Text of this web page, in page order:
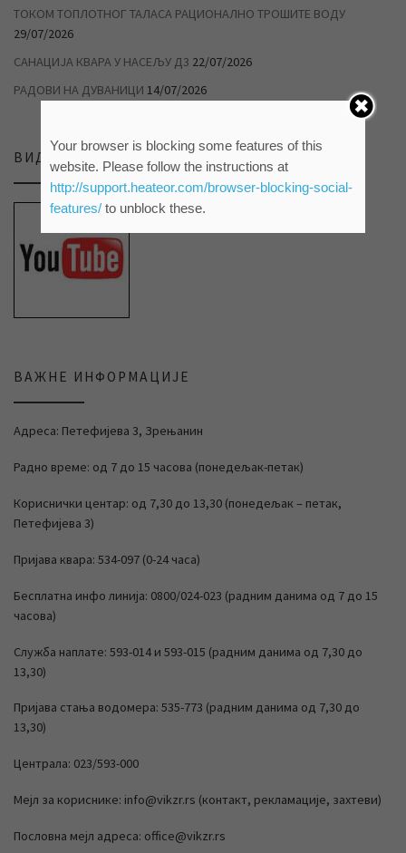
ТОКОМ ТОПЛОТНОГ ТАЛАСА РАЦИОНАЛНО ТРОШИТЕ ВОДУ
29/07/2026
САНАЦИЈА КВАРА У НАСЕЉУ Д3 22/07/2026
РАДОВИ НА ДУВАНИЦИ 14/07/2026
ВИДЕО ПРИЛОЗИ НА НАШЕМ ЈУТЈУБ КАНАЛУ
ВАЖНЕ ИНФОРМАЦИЈЕ
Адреса: Петефијева 3, Зрењанин
Радно време: од 7 до 15 часова (понедељак-петак)
Кориснички центар: од 7,30 до 13,30 (понедељак – петак,
Петефијева 3)
Пријава квара: 534-097 (0-24 часа)
Бесплатна инфо линија: 0800/024-023 (радним данима од 7 до 15
часова)
Служба наплате: 593-014 и 593-015 (радним данима од 7,30 до
13,30)
Пријава стања водомера: 535-773 (радним данима од 7,30 до
13,30)
Централа: 023/593-000
Мејл за кориснике: info@vikzr.rs (контакт, рекламације, захтеви)
Пословна мејл адреса: office@vikzr.rs
Your browser is blocking some features of this
website. Please follow the instructions at
http://support.heateor.com/browser-blocking-social-
features/to unblock these.